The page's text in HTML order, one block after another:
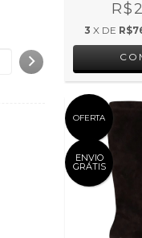
3 X DE
OFERTA
ENVIO
GRÁTIS